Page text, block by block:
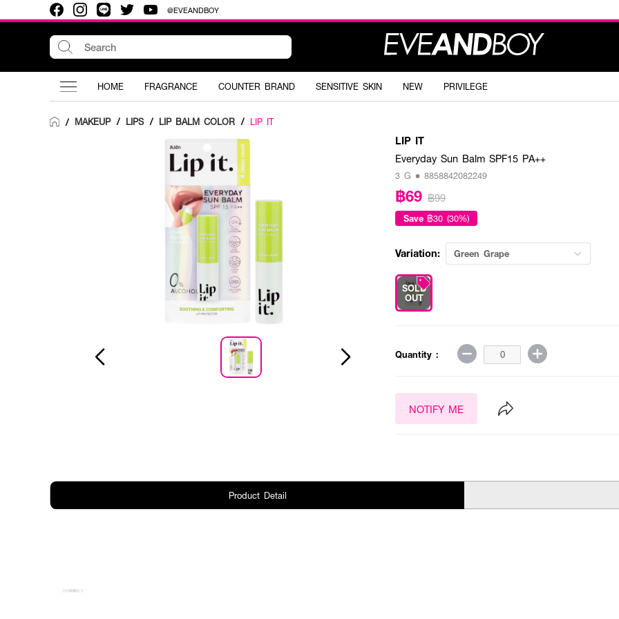
@EVEANDBOY
HOME FRAGRANCE COUNTER BRAND SENSITIVE SKIN NEW PRIVILEGE
/ MAKEUP / LIPS / LIP BALM COLOR / LIP IT
LIP IT
Everyday Sun Balm SPF15 PA++
3 G • 8858842082249
฿69 ฿99
Save ฿30 (30%)
Variation: Green Grape
SOLD
OUT
Quantity :
NOTIFY ME
Product Detail